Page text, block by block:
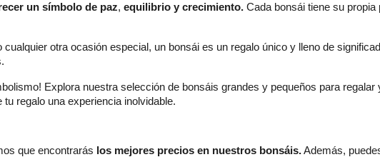
un símbolo de paz, equilibrio y crecimiento. Cada bonsái tiene su
otra ocasión especial, un bonsái es un regalo único y lleno de
Explora nuestra selección de bonsáis grandes y pequeños para
regalo una experiencia inolvidable.
que encontrarás los mejores precios en nuestros bonsáis. Además,